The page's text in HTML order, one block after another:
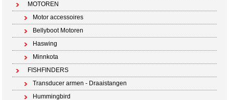
MOTOREN
Motor accessoires
Bellyboot Motoren
Haswing
Minnkota
FISHFINDERS
Transducer armen - Draaistangen
Hummingbird